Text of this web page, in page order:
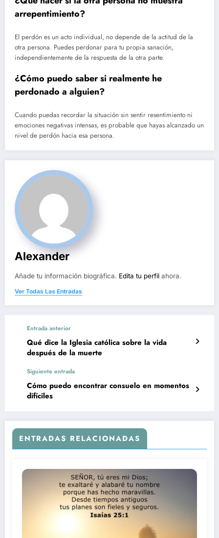
arrepentimiento?
El perdón es un acto individual, no depende de la actitud de la
otra persona. Puedes perdonar para tu propia sanación,
independientemente de la respuesta de la otra parte.
¿Cómo puedo saber si realmente he
perdonado a alguien?
Cuando puedas recordar la situación sin sentir resentimiento ni
emociones negativas intensas, es probable que hayas alcanzado un
nivel de perdón hacia esa persona.
Alexander
Añade tu información biográfica. Edita tu perfil ahora.
Ver Todas Las Entradas
Entrada anterior
Qué dice la Iglesia católica sobre la vida
después de la muerte
Siguiente entrada
Cómo puedo encontrar consuelo en momentos
difíciles
ENTRADAS RELACIONADAS